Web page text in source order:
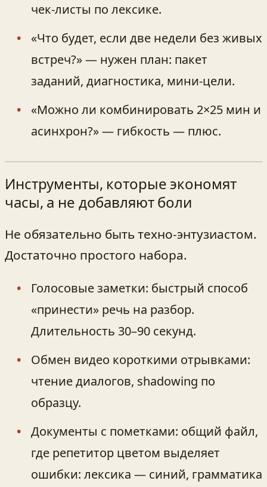
чек-листы по лексике.
«Что будет, если две недели без живых
встреч?» — нужен план: пакет
заданий, диагностика, мини-цели.
«Можно ли комбинировать 2×25 мин и
асинхрон?» — гибкость — плюс.
Инструменты, которые экономят
часы, а не добавляют боли
Не обязательно быть техно-энтузиастом.
Достаточно простого набора.
Голосовые заметки: быстрый способ
«принести» речь на разбор.
Длительность 30–90 секунд.
Обмен видео короткими отрывками:
чтение диалогов, shadowing по
образцу.
Документы с пометками: общий файл,
где репетитор цветом выделяет
ошибки: лексика — синий, грамматика